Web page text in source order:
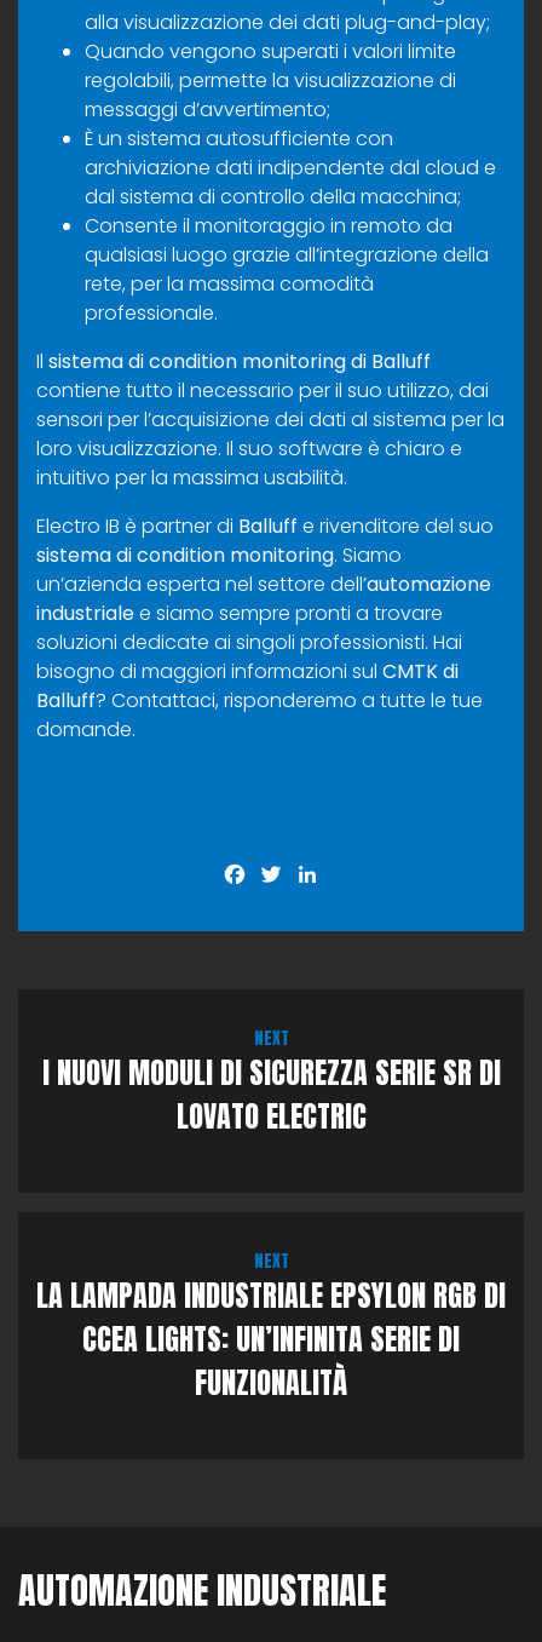
alla visualizzazione dei dati plug-and-play;
Quando vengono superati i valori limite
regolabili, permette la visualizzazione di
messaggi d’avvertimento;
È un sistema autosufficiente con
archiviazione dati indipendente dal cloud e
dal sistema di controllo della macchina;
Consente il monitoraggio in remoto da
qualsiasi luogo grazie all’integrazione della
rete, per la massima comodità
professionale.
Il sistema di condition monitoring di Balluff
contiene tutto il necessario per il suo utilizzo, dai
sensori per l’acquisizione dei dati al sistema per la
loro visualizzazione. Il suo software è chiaro e
intuitivo per la massima usabilità.
Electro IB è partner di Balluff e rivenditore del suo
sistema di condition monitoring. Siamo
un’azienda esperta nel settore dell’automazione
industrialee siamo sempre pronti a trovare
soluzioni dedicate ai singoli professionisti. Hai
bisogno di maggiori informazioni sul CMTK di
Balluff? Contattaci, risponderemo a tutte le tue
domande.
Facebook
Twitter
NEXT
I NUOVI MODULI DI SICUREZZA SERIE SR DI
LOVATO ELECTRIC
NEXT
LA LAMPADA INDUSTRIALE EPSYLON RGB DI
CCEA LIGHTS: UN’INFINITA SERIE DI
FUNZIONALITÀ
AUTOMAZIONE INDUSTRIALE